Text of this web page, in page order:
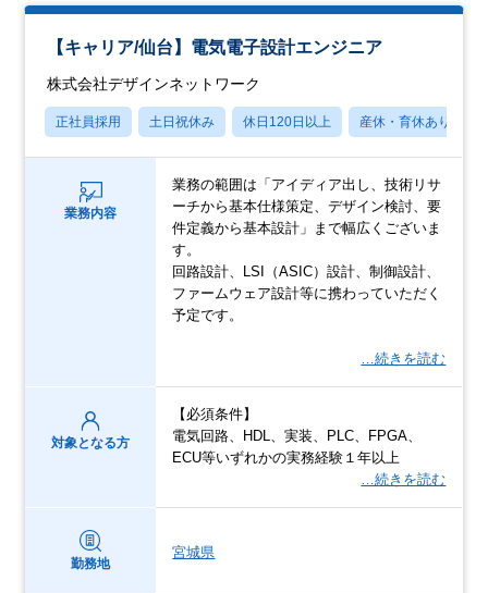
【キャリア/仙台】電気電子設計エンジニア
株式会社デザインネットワーク
正社員採用 土日祝休み 休日120日以上 産休・育休あり
業務内容
業務の範囲は「アイディア出し、技術リサ
ーチから基本仕様策定、デザイン検討、要
件定義から基本設計」まで幅広くございま
す。
回路設計、LSI（ASIC）設計、制御設計、
ファームウェア設計等に携わっていただく
予定です。
…続きを読む
対象となる方
【必須条件】
電気回路、HDL、実装、PLC、FPGA、
ECU等いずれかの実務経験１年以上
…続きを読む
勤務地
宮城県